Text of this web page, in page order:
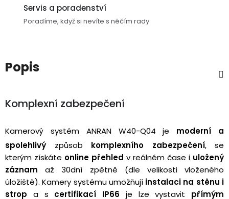
C
/
Lightning
Servis a poradenství
Poradíme, když si nevíte s něčím rady
Popis
Komplexní zabezpečení
Kamerový systém ANRAN W40-Q04 je moderní a
spolehlivýzpůsob komplexního zabezpečení, se
kterým získáte online přehled v reálném čase i uložený
záznam až 30dní zpětně
(dle velikosti vloženého
úložiště). Kamery systému umožňují instalaci na stěnu i
strop a s certifikací IP66 je lze vystavit přímým